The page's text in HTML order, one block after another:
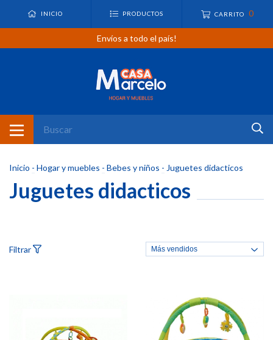
INICIO PRODUCTOS CARRITO 0
Envíos a todo el país!
Inicio - Hogar y muebles - Bebes y niños - Juguetes didacticos
Juguetes didacticos
Filtrar